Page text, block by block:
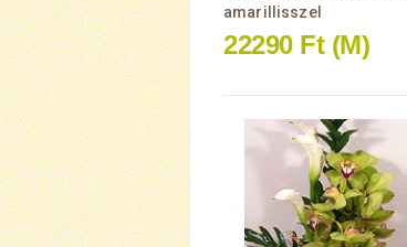
amarillisszel
22290 Ft (M)